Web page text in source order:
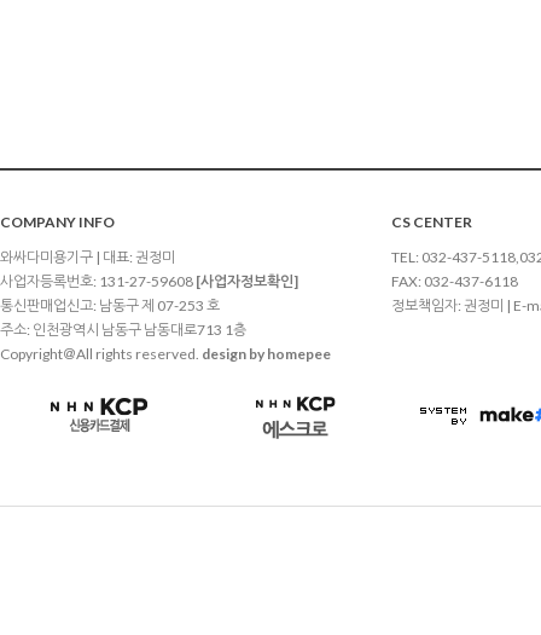
COMPANY INFO
와싸다미용기구 | 대표: 권정미
사업자등록번호: 131-27-59608 [사업자정보확인]
통신판매업신고: 남동구 제 07-253 호
주소: 인천광역시 남동구 남동대로713 1층
Copyright＠All rights reserved. design by homepee
CS CENTER
TEL: 032-437-
FAX: 032-437-6118
정보책임자: 권정미 | E-